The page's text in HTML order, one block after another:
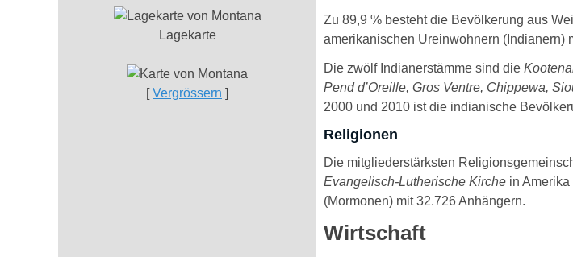
Lagekarte
[Vergrössern ]
Zu 89,9 % besteht die Bevölkerung aus
amerikanischen Ureinwohnern (Indianern)
Die zwölf Indianerstämme sind die
Pend d’Oreille, Gros Ventre, Chippewa,
2000 und 2010 ist die indianische
Religionen
Die mitgliederstärksten
Evangelisch-Lutherische Kirche in
(Mormonen) mit 32.726 Anhängern.
Wirtschaft